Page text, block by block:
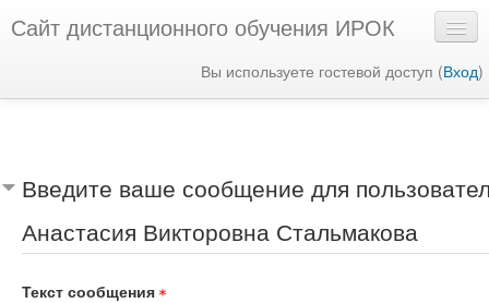
Сайт дистанционного обучения ИРОК
Вы используете гостевой доступ (Вход)
Введите ваше сообщение для
Анастасия Викторовна Стальмакова
Текст сообщения